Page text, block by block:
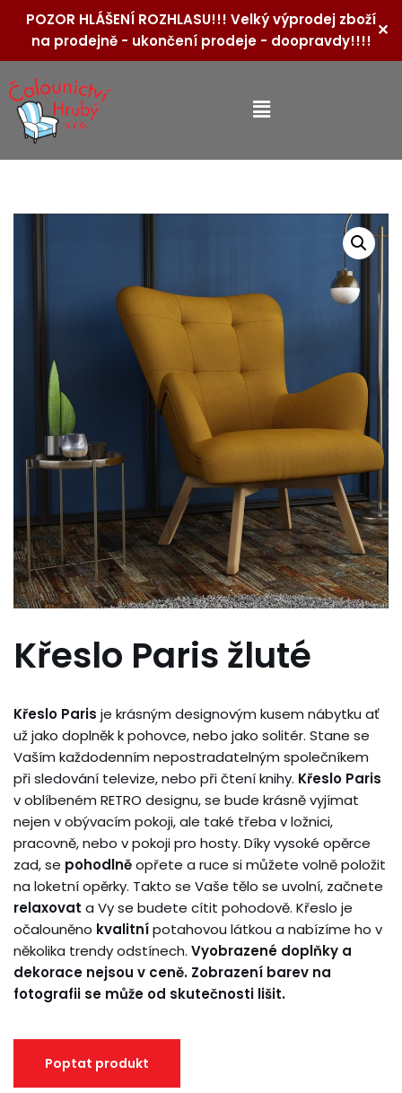
POZOR HLÁŠENÍ ROZHLASU!!! Velký výprodej zboží
na prodejně - ukončení prodeje - doopravdy!!!!
✕
Přeskočit
na
Křeslo Paris žluté
Křeslo Paris je krásným designovým kusem nábytku ať
už jako doplněk k pohovce, nebo jako solitér. Stane se
Vaším každodenním nepostradatelným společníkem
při sledování televize, nebo při čtení knihy. Křeslo Paris
v oblíbeném RETRO designu, se bude krásně vyjímat
nejen v obývacím pokoji, ale také třeba v ložnici,
pracovně, nebo v pokoji pro hosty. Díky vysoké opěrce
zad, se pohodlněopřete a ruce si můžete volně položit
na loketní opěrky. Takto se Vaše tělo se uvolní, začnete
relaxovat a Vy se budete cítit pohodově. Křeslo je
očalouněno kvalitnípotahovou látkou a nabízíme ho v
několika trendy odstínech. Vyobrazené doplňky a
dekorace nejsou v ceně. Zobrazení barev na
fotografii se může od skutečnosti lišit.